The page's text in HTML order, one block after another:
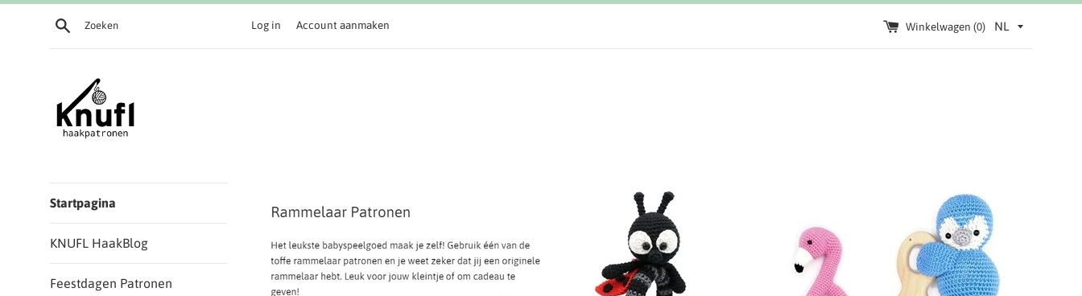
Meteen
Zoeken Log in Account aanmaken Winkelwagen (0)
KNUFL
Startpagina
KNUFL HaakBlog
Feestdagen Patronen